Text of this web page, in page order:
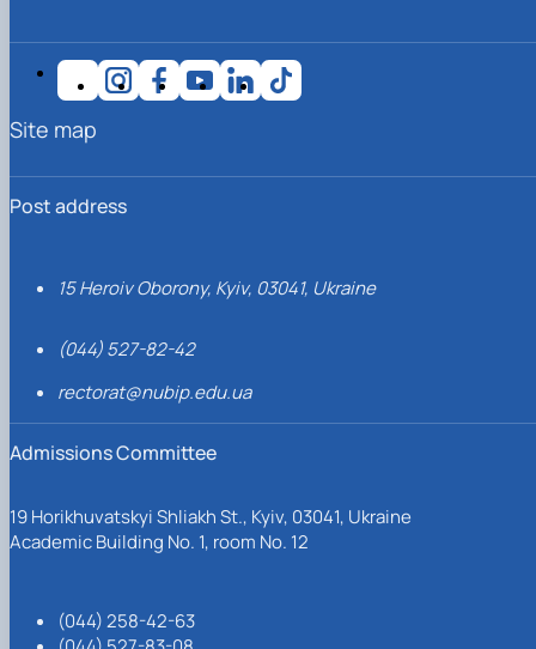
Post address
15 Heroiv Oborony, Kyiv, 03041, Ukraine
(044) 527-82-42
rectorat@nubip.edu.ua
Admissions Committee
19 Horikhuvatskyi Shliakh St., Kyiv, 03041, Ukraine
Academic Building No. 1, room No. 12
(044) 258-42-63
Site map